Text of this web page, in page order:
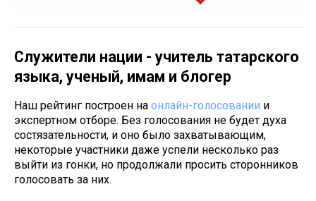
Служители нации - учитель татарского
языка, ученый, имам и блогер
Наш рейтинг построен на онлайн-голосовании и
экспертном отборе. Без голосования не будет духа
состязательности, и оно было захватывающим,
некоторые участники даже успели несколько раз
выйти из гонки, но продолжали просить сторонников
голосовать за них.